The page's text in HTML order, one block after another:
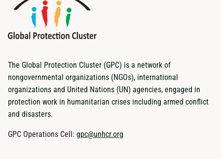
The Global Protection Cluster (GPC) is a network of
nongovernmental organizations (NGOs), international
organizations and United Nations (UN) agencies, engaged in
protection work in humanitarian crises including armed conflict
and disasters.
GPC Operations Cell: gpc@unhcr.org